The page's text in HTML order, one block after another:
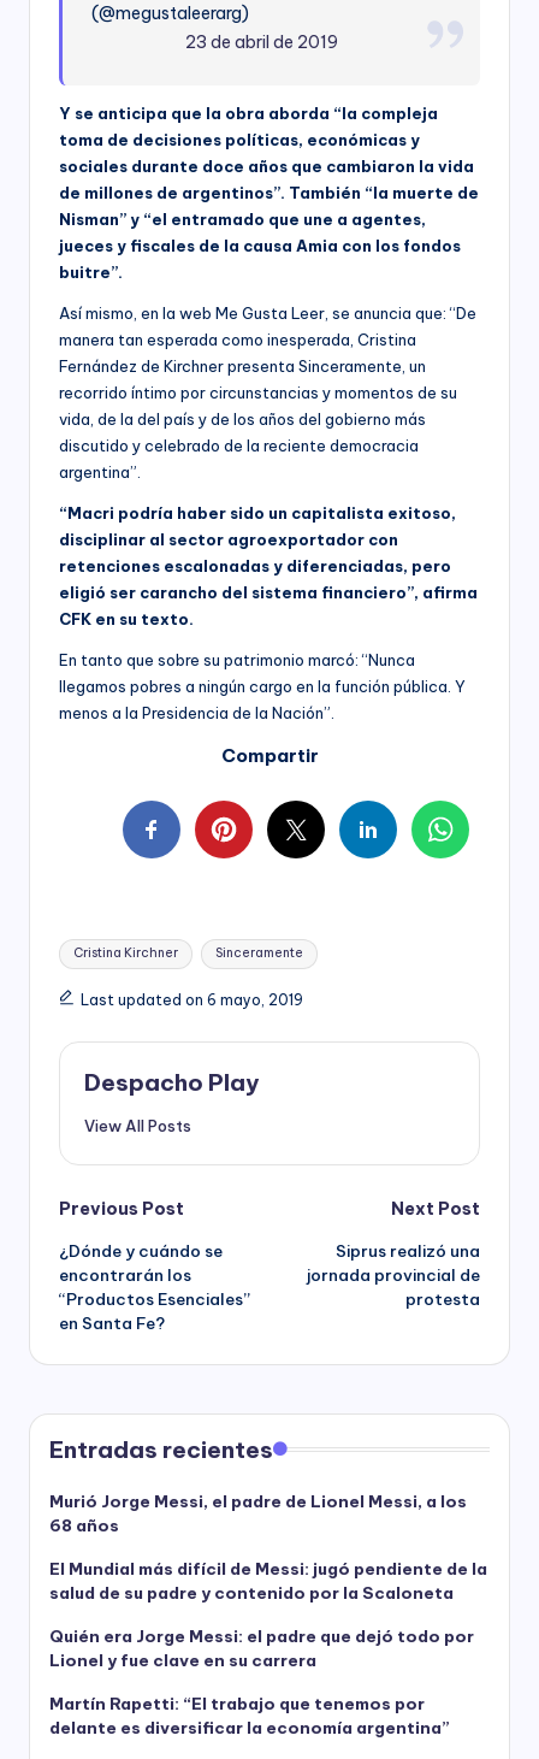
(@megustaleerarg)
23 de abril de 2019
Y se anticipa que la obra aborda “la compleja
toma de decisiones políticas, económicas y
sociales durante doce años que cambiaron la vida
de millones de argentinos”. También “la muerte de
Nisman” y “el entramado que une a agentes,
jueces y fiscales de la causa Amia con los fondos
buitre”.
Así mismo, en la web Me Gusta Leer, se anuncia que: “De
manera tan esperada como inesperada, Cristina
Fernández de Kirchner presenta Sinceramente, un
recorrido íntimo por circunstancias y momentos de su
vida, de la del país y de los años del gobierno más
discutido y celebrado de la reciente democracia
argentina”.
“Macri podría haber sido un capitalista exitoso,
disciplinar al sector agroexportador con
retenciones escalonadas y diferenciadas, pero
eligió ser carancho del sistema financiero”, afirma
CFK en su texto.
En tanto que sobre su patrimonio marcó: “Nunca
llegamos pobres a ningún cargo en la función pública. Y
menos a la Presidencia de la Nación”.
Compartir
Tags:
Cristina Kirchner Sinceramente
Last updated on 6 mayo, 2019
Despacho Play
View All Posts
Post
navigation
Previous Post
¿Dónde y cuándo se
encontrarán los
“Productos Esenciales”
en Santa Fe?
Next Post
Siprus realizó una
jornada provincial de
protesta
Entradas recientes
Murió Jorge Messi, el padre de Lionel Messi, a los
68 años
El Mundial más difícil de Messi: jugó pendiente de la
salud de su padre y contenido por la Scaloneta
Quién era Jorge Messi: el padre que dejó todo por
Lionel y fue clave en su carrera
Martín Rapetti: “El trabajo que tenemos por
delante es diversificar la economía argentina”